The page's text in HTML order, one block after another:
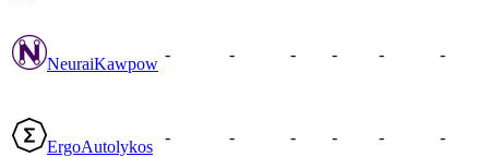
NeuraiKawpow
- - - - - -
ErgoAutolykos
- - - - - -